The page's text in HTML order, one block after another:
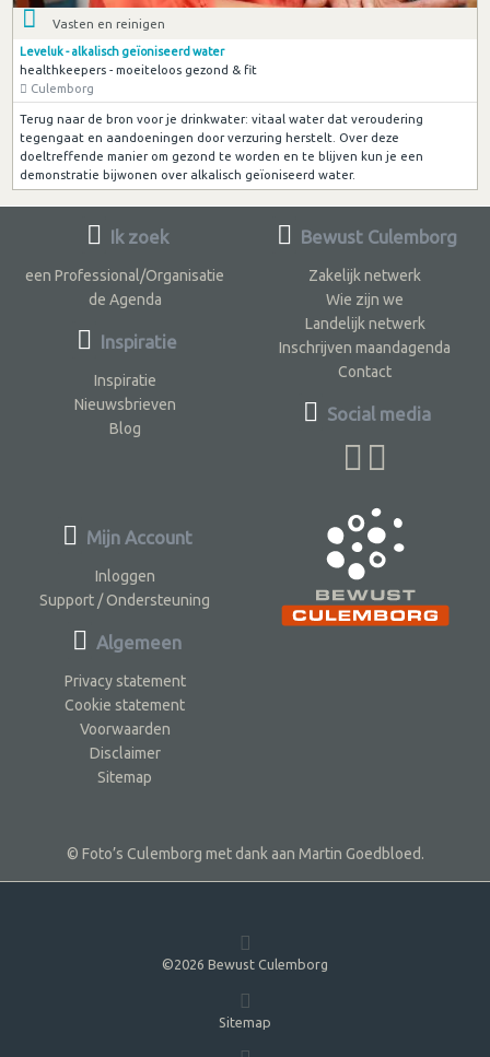
Vasten en reinigen
Leveluk - alkalisch geïoniseerd water
healthkeepers - moeiteloos gezond & fit
Culemborg
Terug naar de bron voor je drinkwater: vitaal water dat veroudering
tegengaat en aandoeningen door verzuring herstelt. Over deze
doeltreffende manier om gezond te worden en te blijven kun je een
demonstratie bijwonen over alkalisch geïoniseerd water.
Ik zoek
een Professional/Organisatie
de Agenda
Inspiratie
Inspiratie
Nieuwsbrieven
Blog
Bewust Culemborg
Zakelijk netwerk
Wie zijn we
Landelijk netwerk
Inschrijven maandagenda
Contact
Social media
Mijn Account
Inloggen
Support / Ondersteuning
Algemeen
Privacy statement
Cookie statement
Voorwaarden
Disclaimer
Sitemap
© Foto’s Culemborg met dank aan Martin Goedbloed.
©2026 Bewust Culemborg
Sitemap